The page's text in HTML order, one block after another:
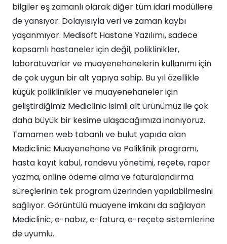
bilgiler eş zamanlı olarak diğer tüm idari modüllere
de yansıyor. Dolayısıyla veri ve zaman kaybı
yaşanmıyor. Medisoft Hastane Yazılımı, sadece
kapsamlı hastaneler için değil, poliklinikler,
laboratuvarlar ve muayenehanelerin kullanımı için
de çok uygun bir alt yapıya sahip. Bu yıl özellikle
küçük poliklinikler ve muayenehaneler için
geliştirdiğimiz Mediclinic isimli alt ürünümüz ile çok
daha büyük bir kesime ulaşacağımıza inanıyoruz.
Tamamen web tabanlı ve bulut yapıda olan
Mediclinic Muayenehane ve Poliklinik programı,
hasta kayıt kabul, randevu yönetimi, reçete, rapor
yazma, online ödeme alma ve faturalandırma
süreçlerinin tek program üzerinden yapılabilmesini
sağlıyor. Görüntülü muayene imkanı da sağlayan
Mediclinic, e-nabız, e-fatura, e-reçete sistemlerine
de uyumlu.